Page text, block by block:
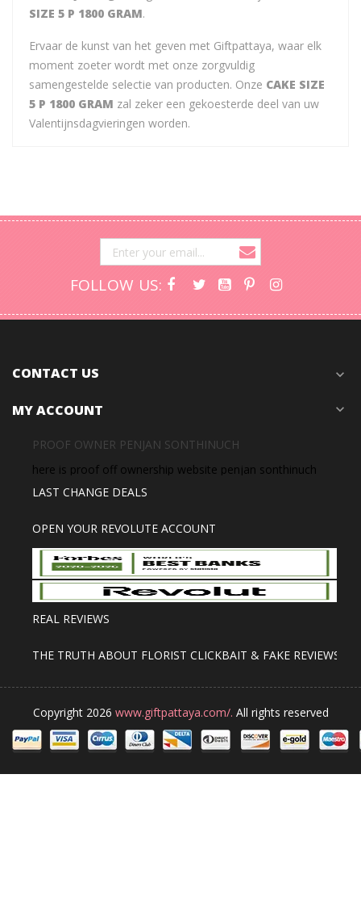
SIZE 5 P 1800 GRAM.
Ervaar de kunst van het geven met Giftpattaya, waar elk
moment zoeter wordt met onze zorgvuldig
samengestelde selectie van producten. Onze CAKE SIZE
5 P 1800 GRAM zal zeker een gekoesterde deel van uw
Valentijnsdagvieringen worden.
FOLLOW US:
CONTACT US expand_more
MY ACCOUNT expand_more
PROOF OWNER PENJAN SONTHINUCH
here is proof off ownership website penjan sonthinuch
LAST CHANGE DEALS
OPEN YOUR REVOLUTE ACCOUNT
REAL REVIEWS
THE TRUTH ABOUT FLORIST CLICKBAIT & FAKE REVIEWS
Copyright 2026 www.giftpattaya.com/. All rights reserved